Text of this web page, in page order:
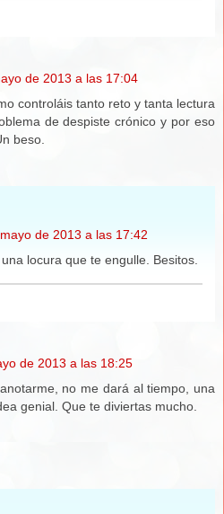
de 2013 a las 17:04
controláis tanto reto y tanta lectura
de despiste crónico y por eso
beso.
de 2013 a las 17:42
locura que te engulle. Besitos.
de 2013 a las 18:25
no me dará al tiempo, una
genial. Que te diviertas mucho.